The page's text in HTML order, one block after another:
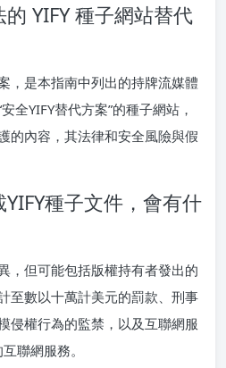
YIFY 種子網站替代
，是本指南中列出的持牌流媒體
全YIFY替代方案”的種子網站，
的內容，其法律和安全風險與假
種子文件，會有什
，但可能包括版權持有者發出的
至數以十萬計美元的罰款、刑事
侵權行為的監禁，以及互聯網服
聯網服務。